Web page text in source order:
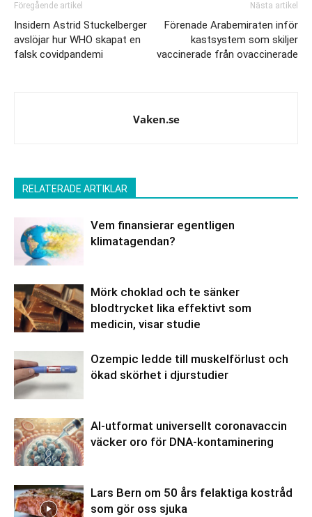
Föregående artikel
Insidern Astrid Stuckelberger
avslöjar hur WHO skapat en
falsk covidpandemi
Nästa artikel
Förenade Arabemiraten inför
kastsystem som skiljer
vaccinerade från ovaccinerade
Vaken.se
RELATERADE ARTIKLAR
Vem finansierar egentligen
klimatagendan?
Mörk choklad och te sänker
blodtrycket lika effektivt som
medicin, visar studie
Ozempic ledde till muskelförlust och
ökad skörhet i djurstudier
AI-utformat universellt coronavaccin
väcker oro för DNA-kontaminering
Lars Bern om 50 års felaktiga kostråd
som gör oss sjuka